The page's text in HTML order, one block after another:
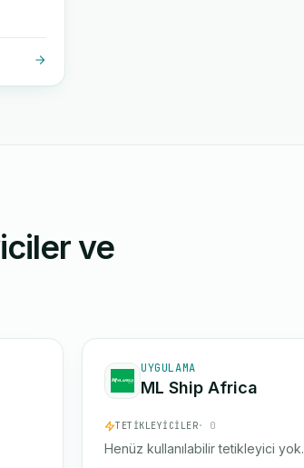
ve
UYGULAMA
ML Ship Africa
TETIKLEYICILER· 0
Henüz kullanılabilir tetikleyici yok.